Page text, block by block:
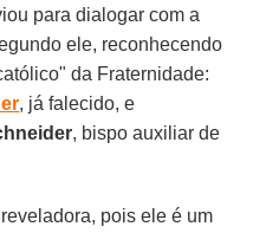
para dialogar com a
ele, reconhecendo
da Fraternidade:
, já falecido, e
, bispo auxiliar de
pois ele é um